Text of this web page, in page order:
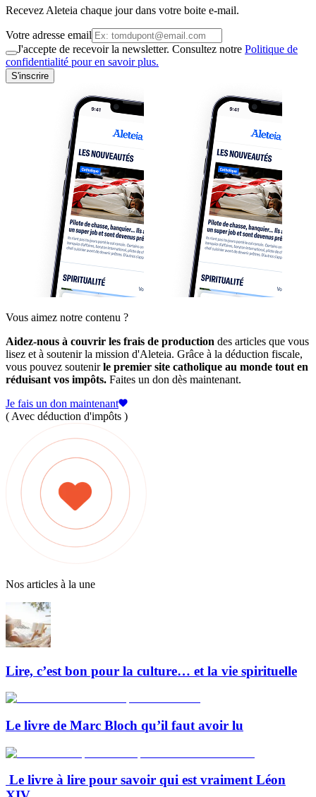
Recevez Aleteia chaque jour dans votre boite e-mail.
Votre adresse email
J'accepte de recevoir la newsletter. Consultez notre Politique de
confidentialité pour en savoir plus.
S'inscrire
Vous aimez notre contenu ?
Aidez-nous à couvrir les frais de production des articles que vous
lisez et à soutenir la mission d'Aleteia. Grâce à la déduction fiscale,
vous pouvez soutenirle premier site catholique au monde tout en
réduisant vos impôts. Faites un don dès maintenant.
Je fais un don maintenant
( Avec déduction d'impôts )
Nos articles à la une
Lire, c’est bon pour la culture… et la vie spirituelle
Le livre de Marc Bloch qu’il faut avoir lu
Le livre à lire pour savoir qui est vraiment Léon